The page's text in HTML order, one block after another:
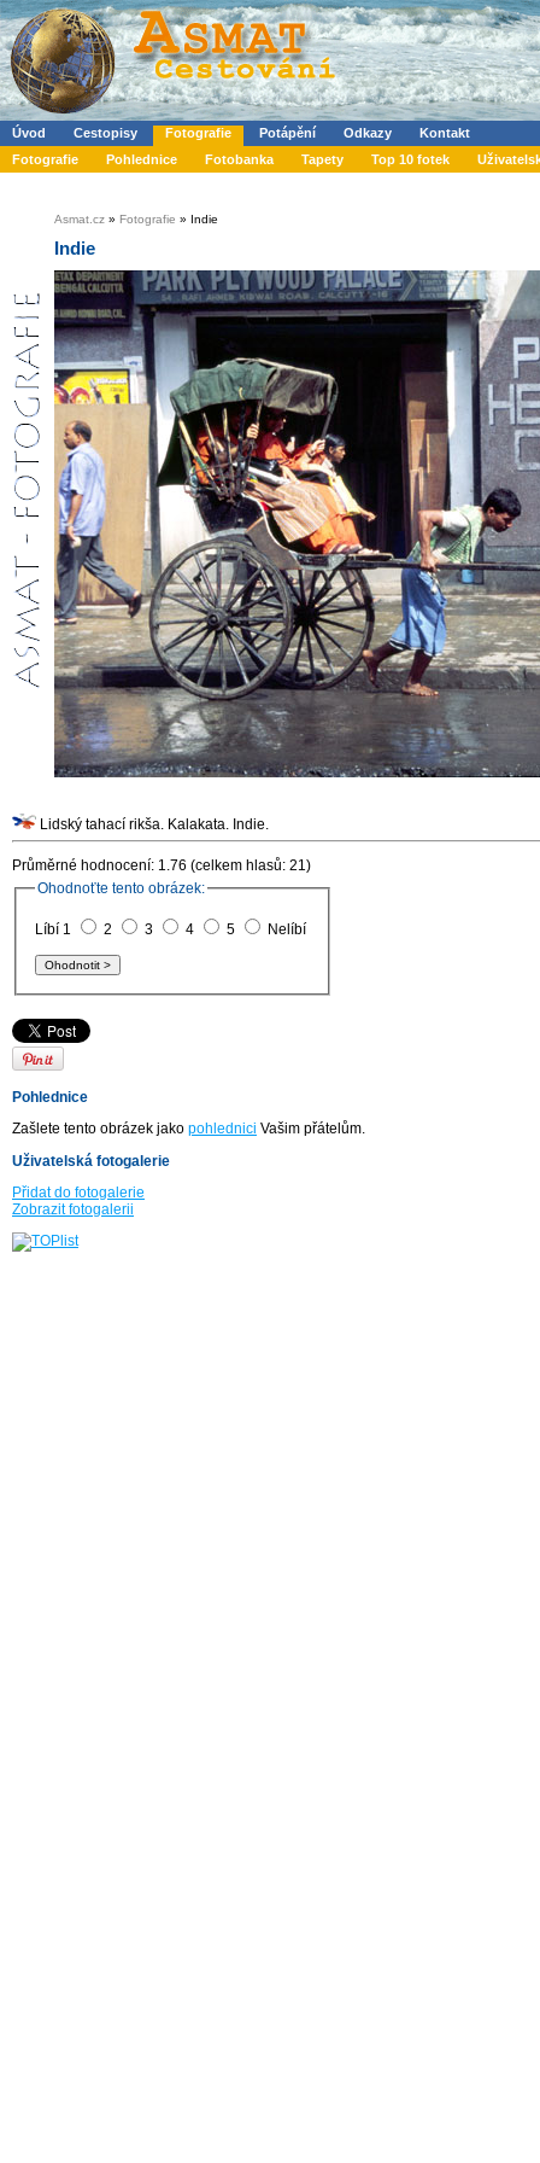
Úvod Cestopisy Fotografie Potápění Odkazy
Kontakt
Fotografie
Pohlednice Fotobanka Tapety Top 10 fotek
Asmat.cz » Fotografie » Indie
Indie
Lidský tahací rikša. Kalakata. Indie.
Průměrné hodnocení: 1.76 (celkem hlasů: 21)
Ohodnoťte tento obrázek:
Líbí 1 2 3 4 5 Nelíbí
Pohlednice
Zašlete tento obrázek jako pohlednici Vašim přátelům.
Uživatelská fotogalerie
Přidat do fotogalerie
Zobrazit fotogalerii